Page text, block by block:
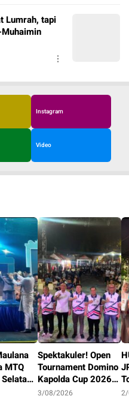
Lumrah, tapi
Instagram
Video
MTQ
Spektakuler! Open
Tournament Domino
Kapolda Cup 2026
Ditutup Meriah,
3/08/2026